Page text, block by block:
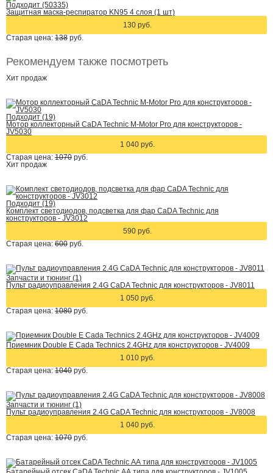
Подходит (50335)
Защитная маска-респиратор KN95 4 слоя (1 шт)
130 руб.
Старая цена: 138 руб.
Рекомендуем также посмотреть
Хит продаж
Подходит (19)
Мотор коллекторный CaDA Technic M-Motor Pro для конструкторов -
JV5030
1 040 руб.
Старая цена: 1070 руб.
Хит продаж
Подходит (19)
Комплект светодиодов, подсветка для фар CaDA Technic для
конструкторов - JV3012
590 руб.
Старая цена: 600 руб.
Запчасти и тюнинг (1)
Пульт радиоуправления 2.4G CaDA Technic для конструкторов - JV8011
1 050 руб.
Старая цена: 1080 руб.
Приемник Double E Cada Technics 2.4GHz для конструкторов - JV4009
1 010 руб.
Старая цена: 1040 руб.
Запчасти и тюнинг (1)
Пульт радиоуправления 2.4G CaDA Technic для конструкторов - JV8008
1 040 руб.
Старая цена: 1070 руб.